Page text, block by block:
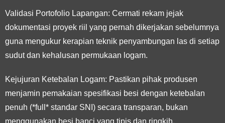
Validasi Portofolio Lapangan: Cermati rekam jejak
dokumentasi proyek riil yang pernah dikerjakan sebelumnya
guna mengukur kerapian teknik penyambungan las di setiap
sudut dan kehalusan permukaan logam.
Kejujuran Ketebalan Logam: Pastikan pihak produsen
menjamin pemakaian spesifikasi besi dengan ketebalan
penuh (*full* standar SNI) secara transparan, bukan
menggunakan besi banci yang tipis dan ringkih.